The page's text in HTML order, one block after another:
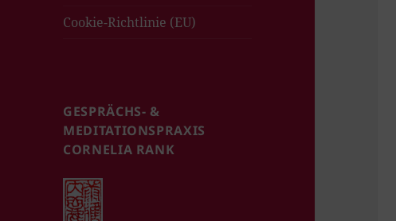
Cookie-Richtlinie (EU)
GESPRÄCHS- &
MEDITATIONSPRAXIS
CORNELIA RANK